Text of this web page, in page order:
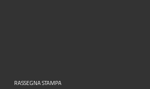
RASSEGNA STAMPA